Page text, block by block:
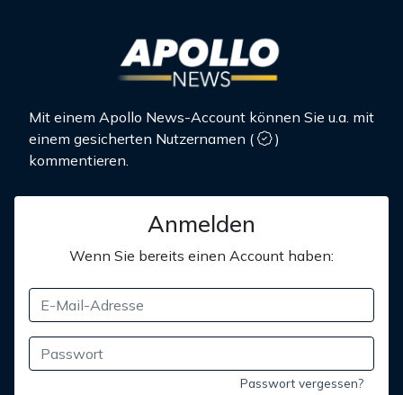
Mit einem Apollo News-Account können Sie u.a. mit
einem gesicherten Nutzernamen (
)
kommentieren.
Anmelden
Wenn Sie bereits einen Account haben:
Passwort vergessen?